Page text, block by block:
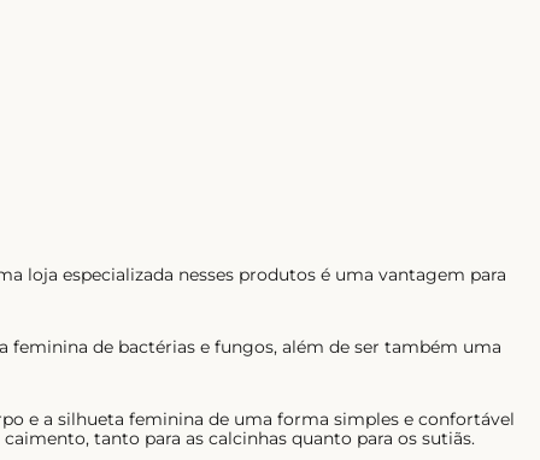
loja especializada nesses produtos é uma vantagem para
feminina de bactérias e fungos, além de ser também uma
e a silhueta feminina de uma forma simples e confortável
tanto para as calcinhas quanto para os sutiãs.